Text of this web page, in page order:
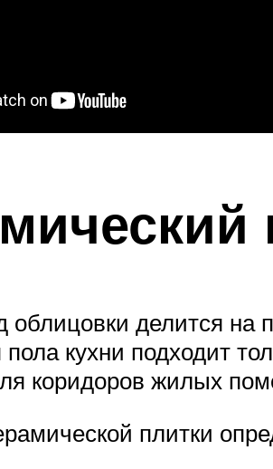
делится на
кухни подходит
коридоров жилых
плитки